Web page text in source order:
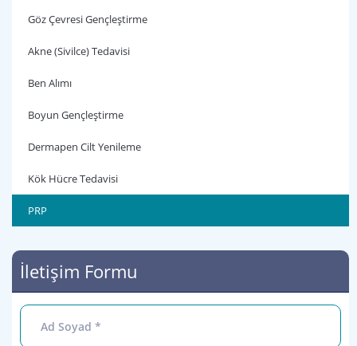
Göz Çevresi Gençleştirme
Akne (Sivilce) Tedavisi
Ben Alımı
Boyun Gençleştirme
Dermapen Cilt Yenileme
Kök Hücre Tedavisi
PRP
İletişim Formu